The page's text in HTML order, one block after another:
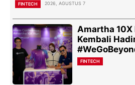
FINTECH 2026, AGUSTUS 7
Amartha 10X
Kembali
FINTECH